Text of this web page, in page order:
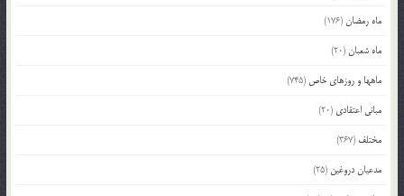
ماه رمضان(176)
ماه شعبان(20)
ماهها و روزهای خاص (745)
مبانی اعتقادی (20)
مختلف (367)
مدعیان دروغین (25)